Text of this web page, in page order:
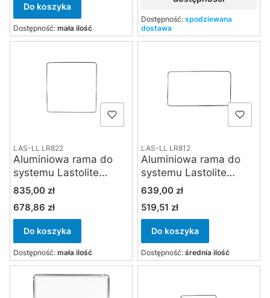
Do koszyka
Dostępność: mała ilość
Dostępność: spodziewana
dostawa
LAS-LL LR822
Aluminiowa rama do
systemu Lastolite
Skylite Rapid large 2 x
Cena
835,00 zł
Cena
678,86 zł
Do koszyka
Dostępność: mała ilość
LAS-LL LR812
Aluminiowa rama do
systemu Lastolite
Skylite Rapid medium
1.1 x 2 m
Cena
639,00 zł
Cena
519,51 zł
Do koszyka
Dostępność: średnia ilość